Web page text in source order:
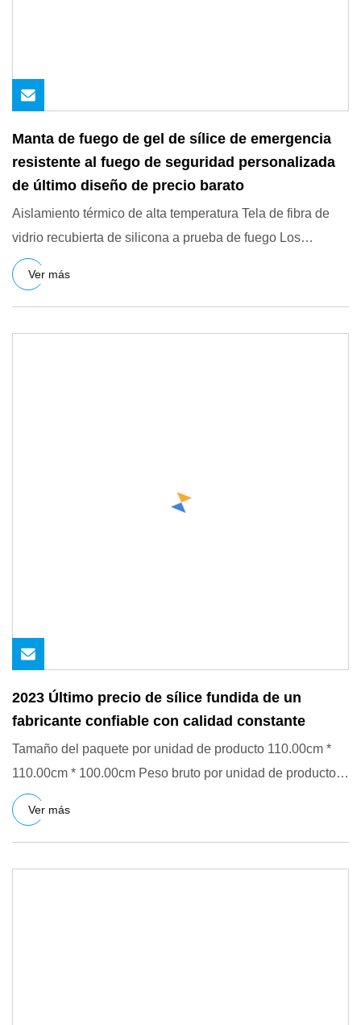
Manta de fuego de gel de sílice de emergencia
resistente al fuego de seguridad personalizada
de último diseño de precio barato
Aislamiento térmico de alta temperatura Tela de fibra de
vidrio recubierta de silicona a prueba de fuego Los
productos e
Ver más
2023 Último precio de sílice fundida de un
fabricante confiable con calidad constante
Tamaño del paquete por unidad de producto 110.00cm *
110.00cm * 100.00cm Peso bruto por unidad de producto
1003.000kg So
Ver más